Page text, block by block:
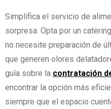
Simplifica el servicio de
sorpresa. Opta por un
no necesite preparación de
que generen olores
guía sobre la contratación
encontrar la opción más
siempre que el espacio